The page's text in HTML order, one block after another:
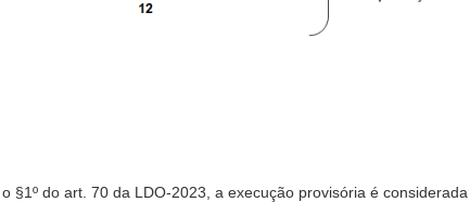
§1º do art. 70 da LDO-2023, a execução provisória é